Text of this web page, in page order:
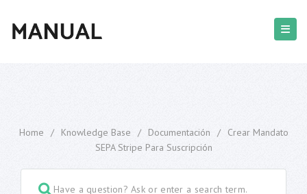
Home / Knowledge Base / Documentación /
Crear Mandato
SEPA Stripe Para Suscripción